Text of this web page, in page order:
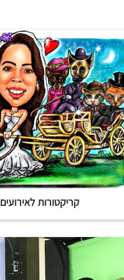
קריקטורות לאירועים